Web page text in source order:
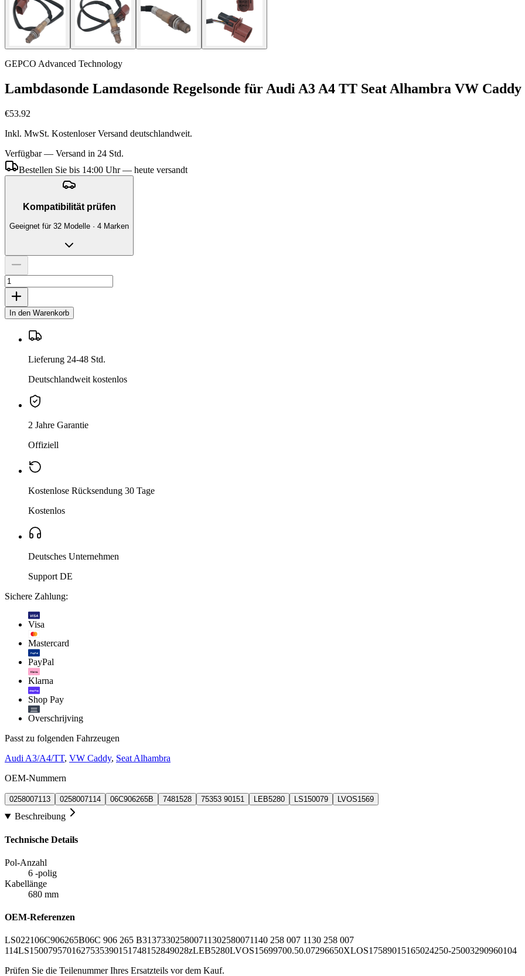
GEPCO Advanced Technology
Lambdasonde Lamdasonde Regelsonde für Audi A3 A4 TT Seat Alhambra VW
€53.92
Inkl. MwSt. Kostenloser Versand deutschlandweit.
Verfügbar — Versand in 24 Std.
Bestellen Sie bis 14:00 Uhr — heute versandt
Kompatibilität prüfen
Geeignet für 32 Modelle · 4 Marken
In den Warenkorb
Lieferung 24-48 Std.
Deutschlandweit kostenlos
2 Jahre Garantie
Offiziell
Kostenlose Rücksendung 30 Tage
Kostenlos
Deutsches Unternehmen
Support DE
Sichere Zahlung:
VISA
Visa
Mastercard
PayPal
PayPal
Klarna.
Klarna
shop Pay
Shop Pay
Overschrijving
Passt zu folgenden Fahrzeugen
Audi A3/A4/TT, VW Caddy, Seat Alhambra
OEM-Nummern
0258007113 0258007114 06C906265B 7481528 75353 90151 LEB5280 LS150079 LVOS1569
Beschreibung
Technische Details
Pol-Anzahl
6 -polig
Kabellänge
680 mm
OEM-Referenzen
LS022106C906265B06C 906 265 B313733025800711302580071140 258 007 1130 258 007
114LS1500795701627535390151 748152849028zLEB5280LVOS15699700.50.07296650XLOS17589015165024250-25003290960104
Prüfen Sie die Teilenummer Ihres Ersatzteils vor dem Kauf.